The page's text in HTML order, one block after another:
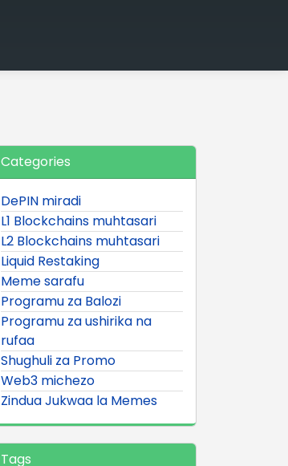
Categories
DePIN miradi
L1 Blockchains muhtasari
L2 Blockchains muhtasari
Liquid Restaking
Meme sarafu
Programu za Balozi
Programu za ushirika na
rufaa
Shughuli za Promo
Web3 michezo
Zindua Jukwaa la Memes
Tags